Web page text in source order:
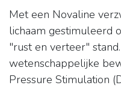
Met een Novaline
lichaam gestimuleerd
"rust en verteer"
wetenschappelijke
Pressure Stimulation